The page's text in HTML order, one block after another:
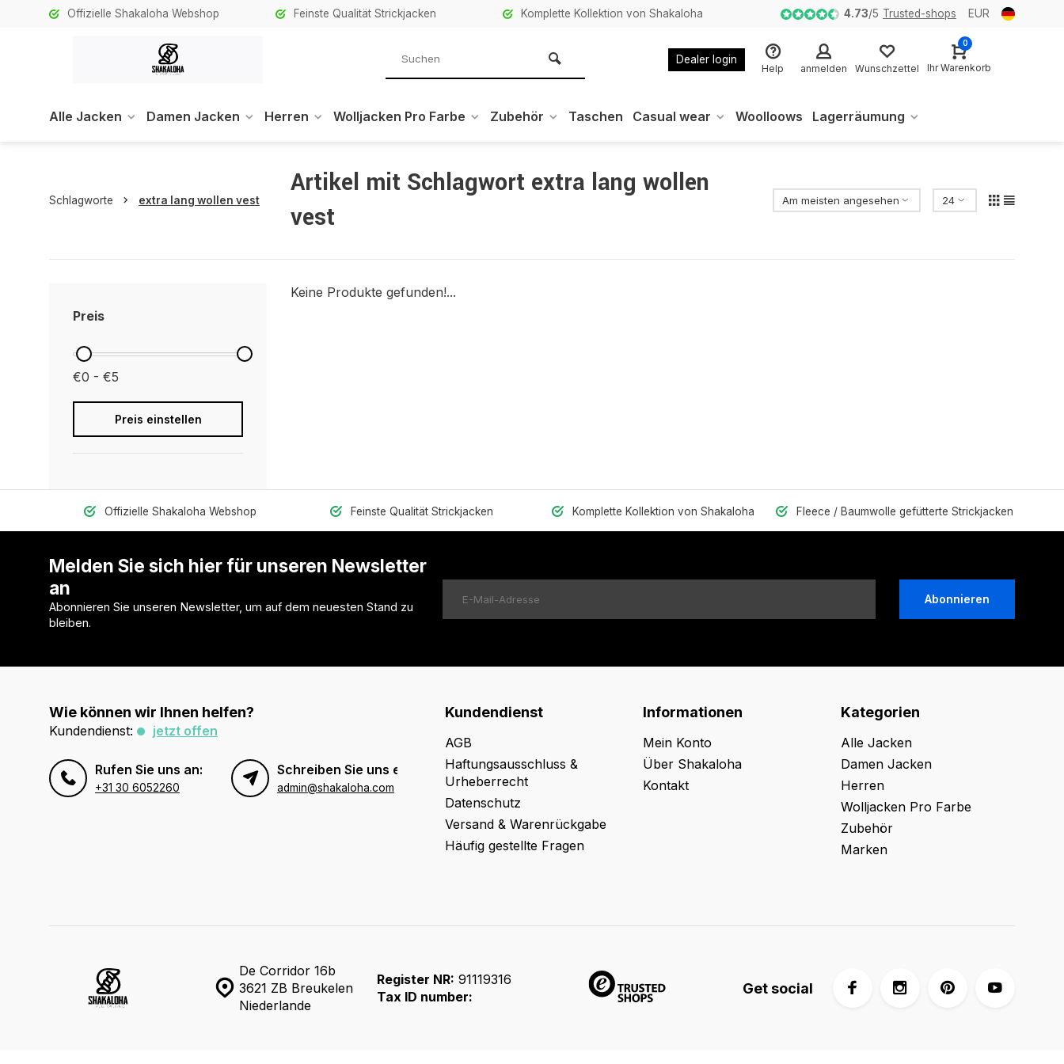
Offizielle Shakaloha Webshop Feinste Qualität Strickjacken Komplette Kollektion von Shakaloha 4.73/5 Trusted-shops EUR
Dealer login
Help anmelden Wunschzettel
0
Ihr Warenkorb
Alle Jacken Damen Jacken Herren Wolljacken Pro Farbe Zubehör Taschen Casual wear Woolloows Lagerräumung
Schlagworte extra lang wollen vest
Artikel mit Schlagwort extra lang wollen
vest
Preis
€0 - €5
Preis einstellen
Keine Produkte gefunden!...
Offizielle Shakaloha Webshop Feinste Qualität Strickjacken Komplette Kollektion von Shakaloha Fleece / Baumwolle gefütterte Strickjacken
Melden Sie sich hier für unseren Newsletter
an
Abonnieren Sie unseren Newsletter, um auf dem neuesten Stand zu
bleiben.
Abonnieren
Wie können wir Ihnen helfen?
Kundendienst: jetzt offen
Rufen Sie uns an:
+31 30 6052260
Schreiben Sie uns eine E-Mail:
admin@shakaloha.com
Kundendienst
AGB
Haftungsausschluss &
Urheberrecht
Datenschutz
Versand & Warenrückgabe
Häufig gestellte Fragen
Informationen
Mein Konto
Über Shakaloha
Kontakt
Kategorien
Alle Jacken
Damen Jacken
Herren
Wolljacken Pro Farbe
Zubehör
Marken
De Corridor 16b
3621 ZB Breukelen
Niederlande
Register NR: 91119316
Tax ID number:
Get social